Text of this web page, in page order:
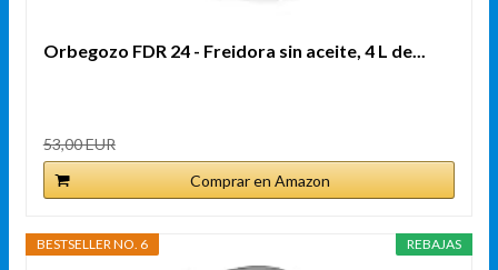
Orbegozo FDR 24 - Freidora sin aceite, 4 L de...
53,00 EUR
Comprar en Amazon
REBAJAS
BESTSELLER NO. 6